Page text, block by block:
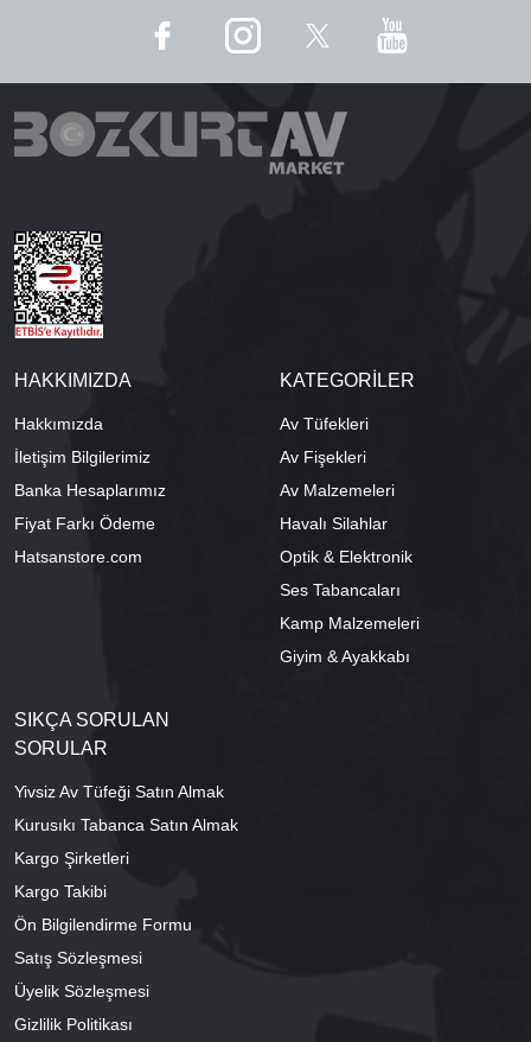
HAKKIMIZDA
Hakkımızda
İletişim Bilgilerimiz
Banka Hesaplarımız
Fiyat Farkı Ödeme
Hatsanstore.com
KATEGORİLER
Av Tüfekleri
Av Fişekleri
Av Malzemeleri
Havalı Silahlar
Optik & Elektronik
Ses Tabancaları
Kamp Malzemeleri
Giyim & Ayakkabı
SIKÇA SORULAN
SORULAR
Yivsiz Av Tüfeği Satın Almak
Kurusıkı Tabanca Satın Almak
Kargo Şirketleri
Kargo Takibi
Ön Bilgilendirme Formu
Satış Sözleşmesi
Üyelik Sözleşmesi
Gizlilik Politikası